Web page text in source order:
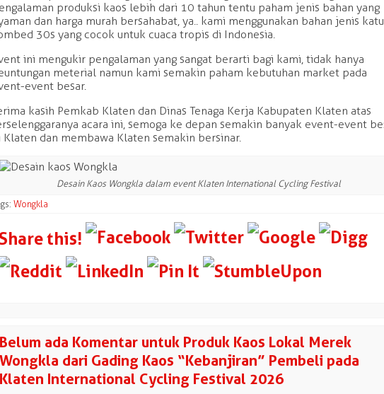
produksi kaos lebih dari 10 tahun tentu paham jenis bahan yang
dan harga murah bersahabat, ya.. kami menggunakan bahan jenis
30s yang cocok untuk cuaca tropis di Indonesia.
ini mengukir pengalaman yang sangat berarti bagi kami, tidak hanya
meterial namun kami semakin paham kebutuhan market pada
event besar.
kasih Pemkab Klaten dan Dinas Tenaga Kerja Kabupaten Klaten atas
acara ini, semoga ke depan semakin banyak event-event
Klaten dan membawa Klaten semakin bersinar.
Desain Kaos Wongkla dalam event Klaten International Cycling Festival
Wongkla
this!
Belum ada Komentar untuk Produk Kaos Lokal Merek
Wongkla dari Gading Kaos “Kebanjiran” Pembeli pada
Klaten International Cycling Festival 2026